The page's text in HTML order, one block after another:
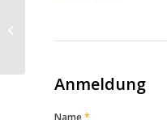
Anmeldung
Sonderstellung